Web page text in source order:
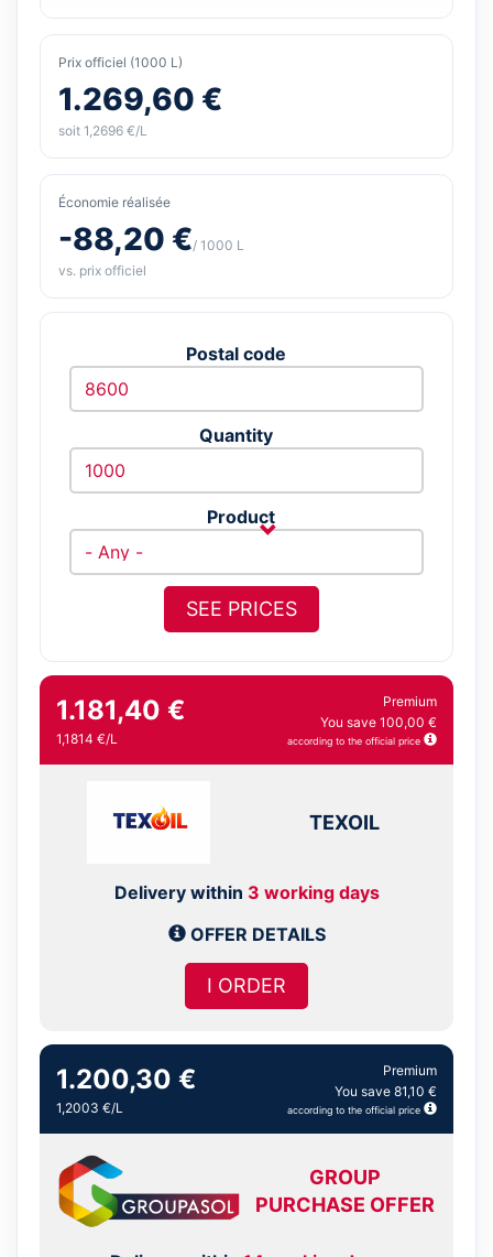
Prix officiel (1000 L)
1.269,60 €
soit 1,2696 €/L
Économie réalisée
-88,20 €/ 1000 L
vs. prix officiel
Postal code
Quantity
Product
SEE PRICES
1.181,40 €
1,1814 €/L
Premium
You save 100,00 €
according to the official price
TEXOIL
Delivery within 3 working days
OFFER DETAILS
I ORDER
1.200,30 €
1,2003 €/L
Premium
You save 81,10 €
according to the official price
GROUP
PURCHASE OFFER